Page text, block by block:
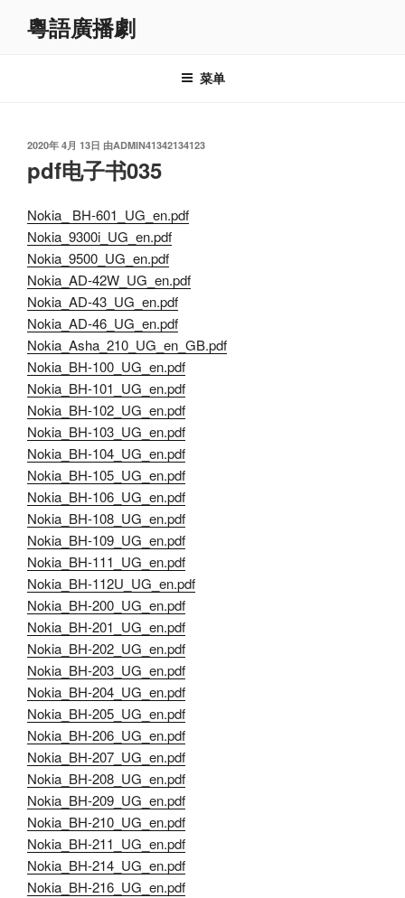
粵語廣播劇
菜单
发
于
2020年 4月 13日 由ADMIN41342134123
pdf电子书035
Nokia_ BH-601_UG_en.pdf
Nokia_9300i_UG_en.pdf
Nokia_9500_UG_en.pdf
Nokia_AD-42W_UG_en.pdf
Nokia_AD-43_UG_en.pdf
Nokia_AD-46_UG_en.pdf
Nokia_Asha_210_UG_en_GB.pdf
Nokia_BH-100_UG_en.pdf
Nokia_BH-101_UG_en.pdf
Nokia_BH-102_UG_en.pdf
Nokia_BH-103_UG_en.pdf
Nokia_BH-104_UG_en.pdf
Nokia_BH-105_UG_en.pdf
Nokia_BH-106_UG_en.pdf
Nokia_BH-108_UG_en.pdf
Nokia_BH-109_UG_en.pdf
Nokia_BH-111_UG_en.pdf
Nokia_BH-112U_UG_en.pdf
Nokia_BH-200_UG_en.pdf
Nokia_BH-201_UG_en.pdf
Nokia_BH-202_UG_en.pdf
Nokia_BH-203_UG_en.pdf
Nokia_BH-204_UG_en.pdf
Nokia_BH-205_UG_en.pdf
Nokia_BH-206_UG_en.pdf
Nokia_BH-207_UG_en.pdf
Nokia_BH-208_UG_en.pdf
Nokia_BH-209_UG_en.pdf
Nokia_BH-210_UG_en.pdf
Nokia_BH-211_UG_en.pdf
Nokia_BH-214_UG_en.pdf
Nokia_BH-216_UG_en.pdf